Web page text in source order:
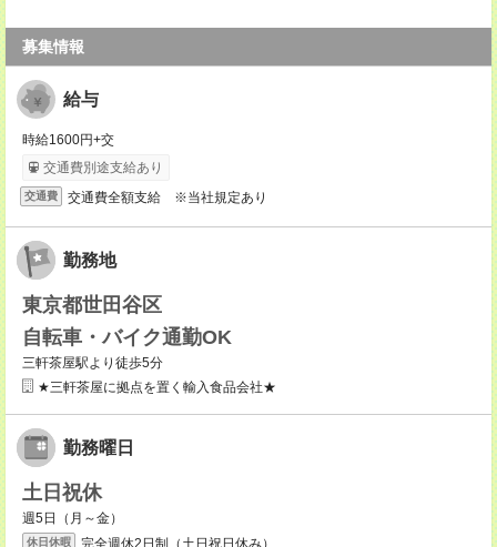
募集情報
給与
時給1600円+交
交通費別途支給あり
交通費 交通費全額支給 ※当社規定あり
勤務地
東京都世田谷区
自転車・バイク通勤OK
三軒茶屋駅より徒歩5分
★三軒茶屋に拠点を置く輸入食品会社★
勤務曜日
土日祝休
週5日（月～金）
休日休暇 完全週休2日制（土日祝日休み）